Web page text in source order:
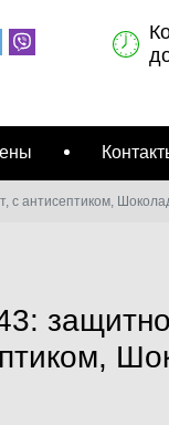
с антисептиком,